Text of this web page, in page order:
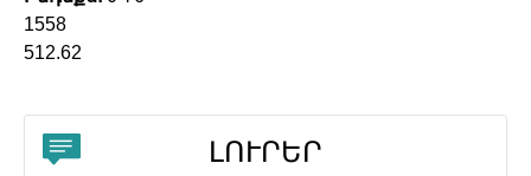
1558
512.62
ԼՈՒՐԵՐ